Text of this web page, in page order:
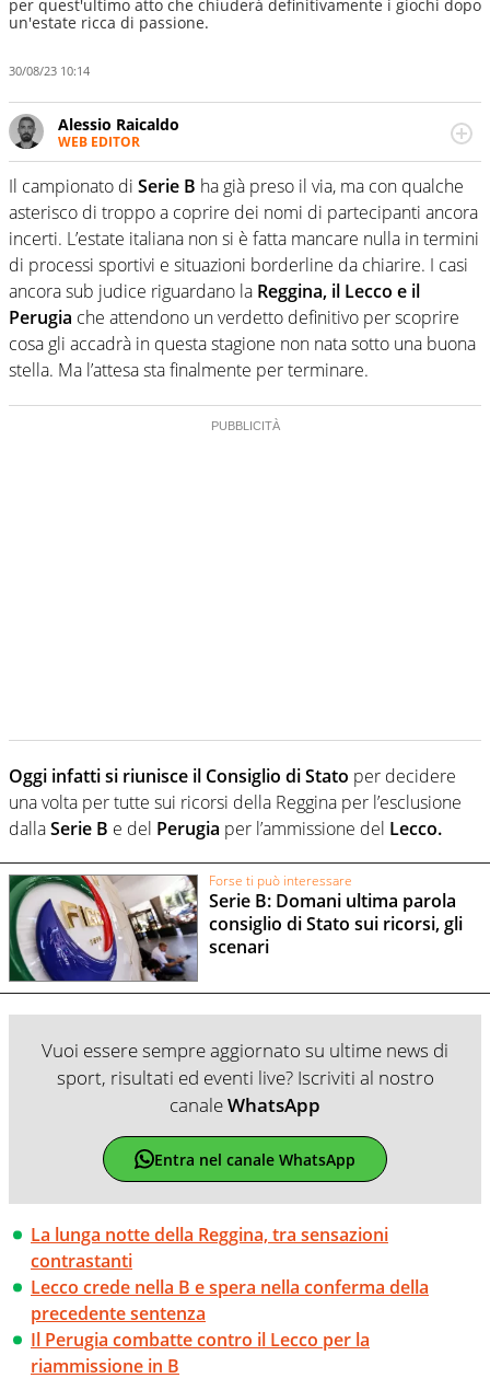
per quest'ultimo atto che chiuderà definitivamente i giochi dopo
un'estate ricca di passione.
30/08/23 10:14
Alessio Raicaldo
WEB EDITOR
Un figlio che si chiama Diego e la tesi di laurea sugli stadi
di proprietà in Italia. Il calcio quale filo conduttore
irrinunciabile tra passione e professione. Per Virgilio
Sport indaga, approfondisce e scandaglia l'universo
mondo dello sport per antonomasia
Il campionato di Serie B ha già preso il via, ma con qualche
asterisco di troppo a coprire dei nomi di partecipanti ancora
incerti. L’estate italiana non si è fatta mancare nulla in termini
di processi sportivi e situazioni borderline da chiarire. I casi
ancora sub judice riguardano la Reggina, il Lecco e il
Perugia che attendono un verdetto definitivo per scoprire
cosa gli accadrà in questa stagione non nata sotto una buona
stella. Ma l’attesa sta finalmente per terminare.
Oggi infatti si riunisce il Consiglio di Stato per decidere
una volta per tutte sui ricorsi della Reggina per l’esclusione
dallaSerie B e del Perugia per l’ammissione del Lecco.
Forse ti può interessare
Serie B: Domani ultima parola
consiglio di Stato sui ricorsi, gli
scenari
Vuoi essere sempre aggiornato su ultime news di
sport, risultati ed eventi live? Iscriviti al nostro
canaleWhatsApp
Entra nel canale WhatsApp
La lunga notte della Reggina, tra sensazioni
contrastanti
Lecco crede nella B e spera nella conferma della
precedente sentenza
Il Perugia combatte contro il Lecco per la
riammissione in B